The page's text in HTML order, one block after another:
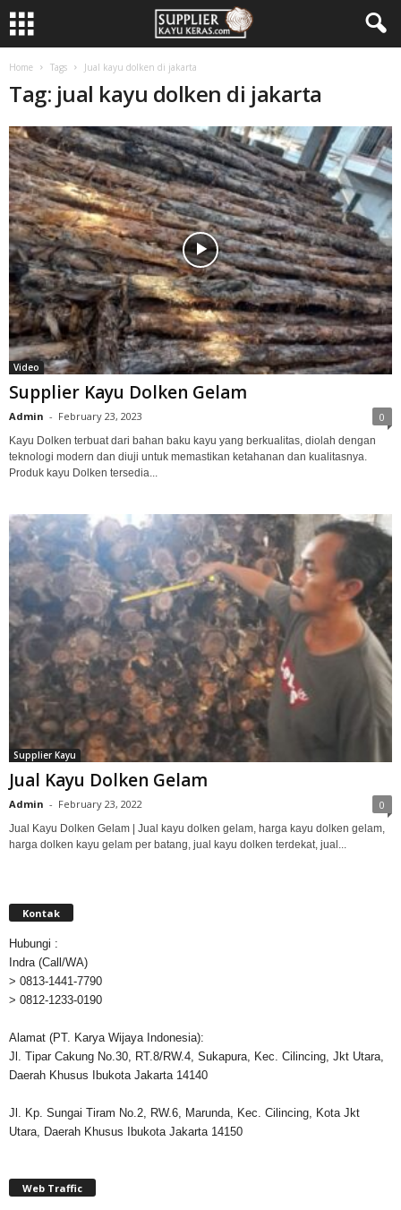
Home Tags Jual kayu dolken di jakarta
Tag: jual kayu dolken di jakarta
Video
Supplier Kayu Dolken Gelam
Admin - February 23, 2023 0
Kayu Dolken terbuat dari bahan baku kayu yang berkualitas, diolah dengan
teknologi modern dan diuji untuk memastikan ketahanan dan kualitasnya.
Produk kayu Dolken tersedia...
Supplier Kayu
Jual Kayu Dolken Gelam
Admin - February 23, 2022 0
Jual Kayu Dolken Gelam | Jual kayu dolken gelam, harga kayu dolken gelam,
harga dolken kayu gelam per batang, jual kayu dolken terdekat, jual...
Kontak
Hubungi :
Indra (Call/WA)
> 0813-1441-7790
> 0812-1233-0190
Alamat (PT. Karya Wijaya Indonesia):
Jl. Tipar Cakung No.30, RT.8/RW.4, Sukapura, Kec. Cilincing, Jkt Utara,
Daerah Khusus Ibukota Jakarta 14140
Jl. Kp. Sungai Tiram No.2, RW.6, Marunda, Kec. Cilincing, Kota Jkt
Utara, Daerah Khusus Ibukota Jakarta 14150
Web Traffic